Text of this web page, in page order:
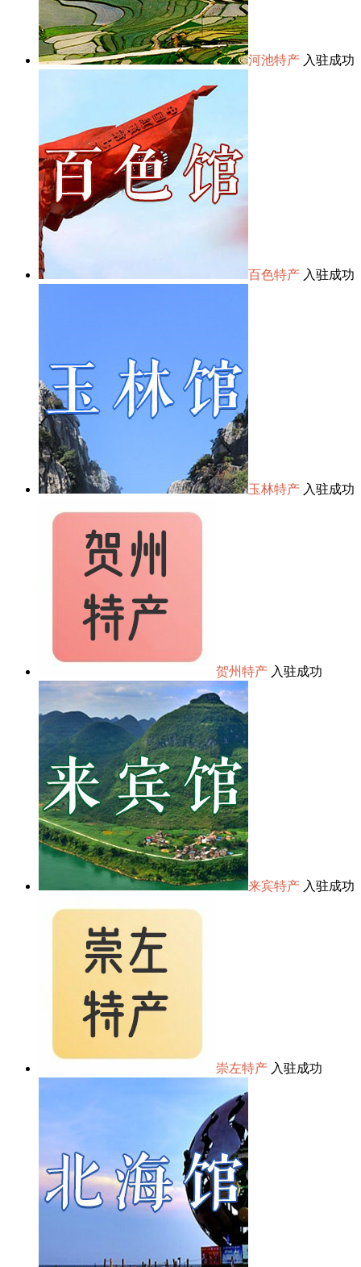
河池特产 入驻成功
百色特产 入驻成功
玉林特产 入驻成功
贺州特产 入驻成功
来宾特产 入驻成功
崇左特产 入驻成功